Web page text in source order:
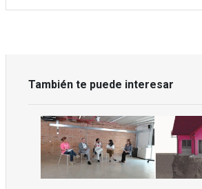
También te puede interesar